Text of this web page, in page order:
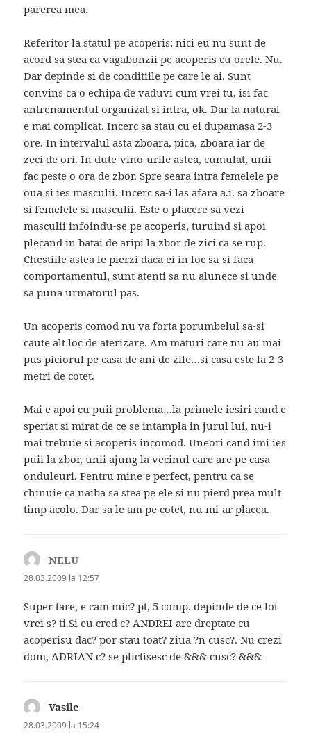
parerea mea.
Referitor la statul pe acoperis: nici eu nu sunt de
acord sa stea ca vagabonzii pe acoperis cu orele. Nu.
Dar depinde si de conditiile pe care le ai. Sunt
convins ca o echipa de vaduvi cum vrei tu, isi fac
antrenamentul organizat si intra, ok. Dar la natural
e mai complicat. Incerc sa stau cu ei dupamasa 2-3
ore. In intervalul asta zboara, pica, zboara iar de
zeci de ori. In dute-vino-urile astea, cumulat, unii
fac peste o ora de zbor. Spre seara intra femelele pe
oua si ies masculii. Incerc sa-i las afara a.i. sa zboare
si femelele si masculii. Este o placere sa vezi
masculii infoindu-se pe acoperis, turuind si apoi
plecand in batai de aripi la zbor de zici ca se rup.
Chestiile astea le pierzi daca ei in loc sa-si faca
comportamentul, sunt atenti sa nu alunece si unde
sa puna urmatorul pas.
Un acoperis comod nu va forta porumbelul sa-si
caute alt loc de aterizare. Am maturi care nu au mai
pus piciorul pe casa de ani de zile…si casa este la 2-3
metri de cotet.
Mai e apoi cu puii problema…la primele iesiri cand e
speriat si mirat de ce se intampla in jurul lui, nu-i
mai trebuie si acoperis incomod. Uneori cand imi ies
puii la zbor, unii ajung la vecinul care are pe casa
onduleuri. Pentru mine e perfect, pentru ca se
chinuie ca naiba sa stea pe ele si nu pierd prea mult
timp acolo. Dar sa le am pe cotet, nu mi-ar placea.
NELU
28.03.2009 la 12:57
Super tare, e cam mic? pt, 5 comp. depinde de ce lot
vrei s? ti.Si eu cred c? ANDREI are dreptate cu
acoperisu dac? por stau toat? ziua ?n cusc?. Nu crezi
dom, ADRIAN c? se plictisesc de &&& cusc? &&&
Vasile
28.03.2009 la 15:24